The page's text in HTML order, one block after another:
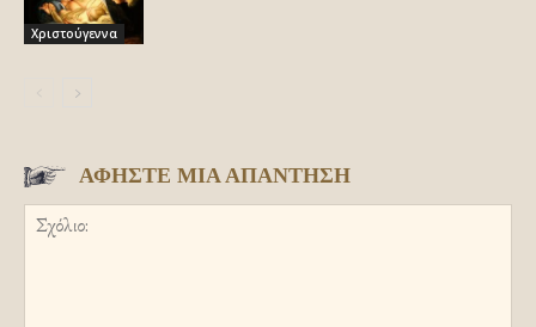
Χριστούγεννα
ΑΦΗΣΤΕ ΜΙΑ ΑΠΑΝΤΗΣΗ